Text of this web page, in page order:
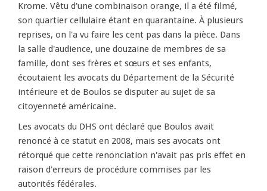
Krome. Vêtu d'une combinaison orange, il a été filmé,
son quartier cellulaire étant en quarantaine. À plusieurs
reprises, on l'a vu faire les cent pas dans la pièce. Dans
la salle d'audience, une douzaine de membres de sa
famille, dont ses frères et sœurs et ses enfants,
écoutaient les avocats du Département de la Sécurité
intérieure et de Boulos se disputer au sujet de sa
citoyenneté américaine.
Les avocats du DHS ont déclaré que Boulos avait
renoncé à ce statut en 2008, mais ses avocats ont
rétorqué que cette renonciation n'avait pas pris effet en
raison d'erreurs de procédure commises par les
autorités fédérales.